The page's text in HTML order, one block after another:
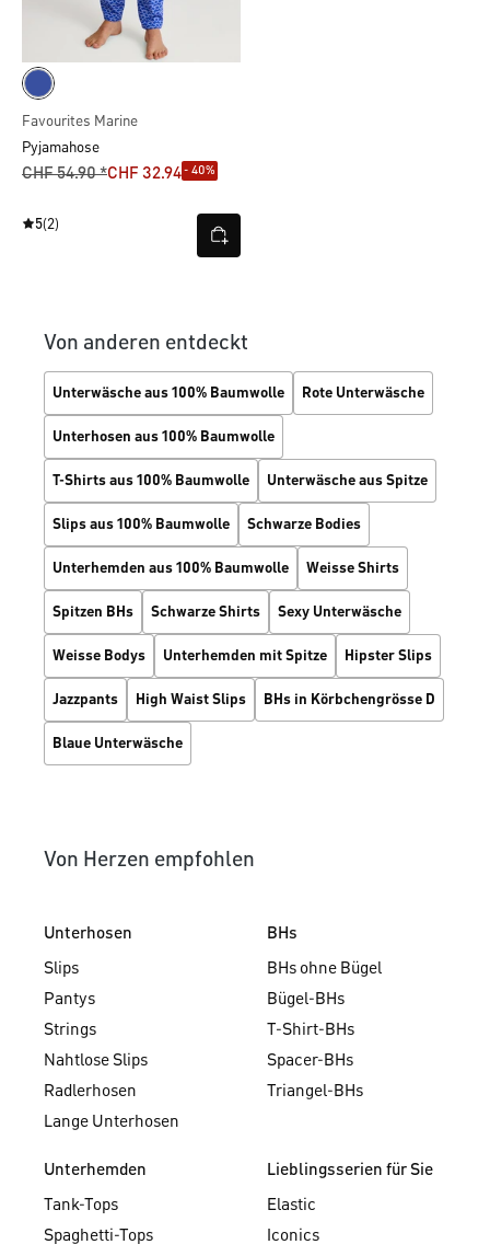
Favourites Marine
Pyjamahose
CHF 54.90 *CHF 32.94- 40%
5(2)
Von anderen entdeckt
Unterwäsche aus 100% Baumwolle Rote Unterwäsche
Unterhosen aus 100% Baumwolle
T-Shirts aus 100% Baumwolle Unterwäsche aus Spitze
Slips aus 100% Baumwolle Schwarze Bodies
Unterhemden aus 100% Baumwolle Weisse Shirts
Spitzen BHs Schwarze Shirts Sexy Unterwäsche
Weisse Bodys Unterhemden mit Spitze Hipster Slips
Jazzpants High Waist Slips BHs in Körbchengrösse D
Blaue Unterwäsche
Von Herzen empfohlen
Unterhosen
Slips
Pantys
Strings
Nahtlose Slips
Radlerhosen
Lange Unterhosen
BHs
BHs ohne Bügel
Bügel-BHs
T-Shirt-BHs
Spacer-BHs
Triangel-BHs
Unterhemden
Tank-Tops
Spaghetti-Tops
Lieblingsserien für Sie
Elastic
Iconics